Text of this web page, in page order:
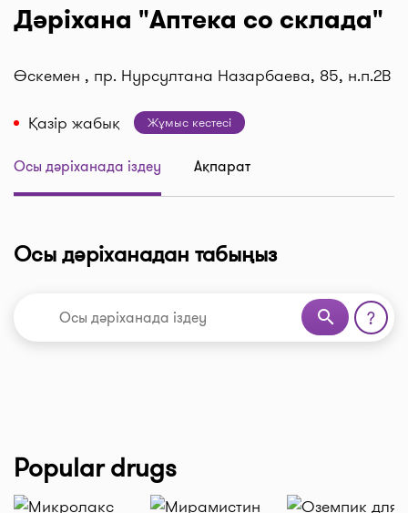
Дәріхана "Аптека со склада"
Өскемен , пр. Нурсултана Назарбаева, 85, н.п.2В
Қазір жабық
Жұмыс кестесі
Осы дәріханада іздеу Ақпарат
Осы дәріханадан табыңыз
search ?
Popular drugs